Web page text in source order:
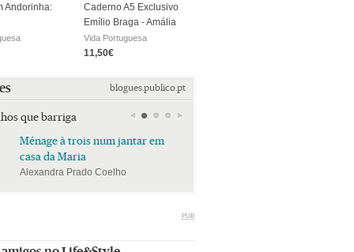
Andorinha:
Caderno A5 Exclusivo
Emílio Braga - Amália
Vida Portuguesa
11,50€
blogues.publico.pt
que barriga
Ménage à trois num jantar em
casa da Maria
Alexandra Prado Coelho
PUB